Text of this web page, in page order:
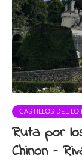
CASTILLOS DEL
Ruta por
Chinon –